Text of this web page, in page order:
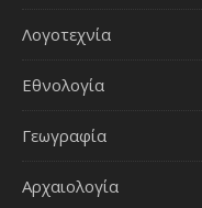
Λογοτεχνία
Εθνολογία
Γεωγραφία
Αρχαιολογία